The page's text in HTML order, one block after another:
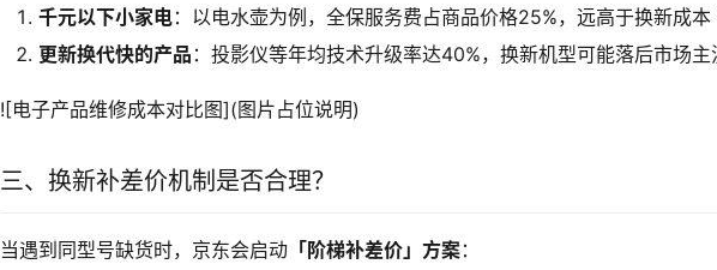
千元以下小家电：以电水壶为例，全保服务费占商品价格25%，远高于换新成本
更新换代快的产品 ：投影仪等年均技术升级率达40%，换新机型可能落后市场主
![电子产品维修成本对比图](图片占位说明)
三、换新补差价机制是否合理？
当遇到同型号缺货时，京东会启动 「阶梯补差价」方案：